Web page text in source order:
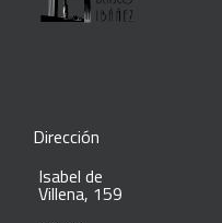
Dirección
Isabel de
Villena, 159